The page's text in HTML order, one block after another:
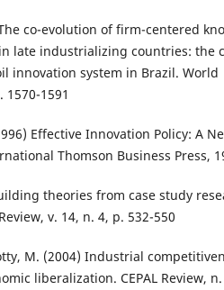
co-evolution of firm-centered
late industrializing countries: the
innovation system in Brazil. World
1570-1591
Effective Innovation Policy: A
Thomson Business Press,
theories from case study
v. 14, n. 4, p. 532-550
M. (2004) Industrial
liberalization. CEPAL Review,